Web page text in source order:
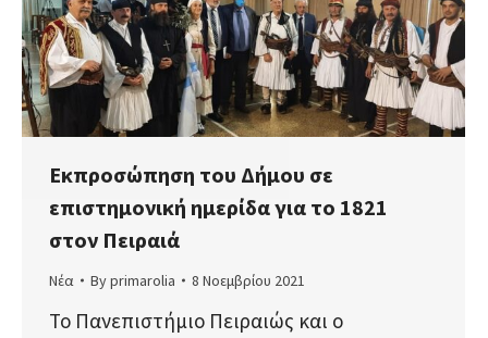
Εκπροσώπηση του Δήμου σε
επιστημονική ημερίδα για το 1821
στον Πειραιά
Νέα Byprimarolia 8 Νοεμβρίου 2021
Το Πανεπιστήμιο Πειραιώς και ο